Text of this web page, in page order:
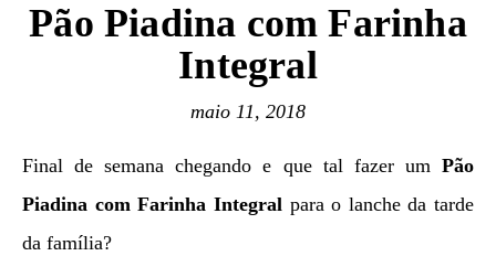
Pão Piadina com Farinha
Integral
maio 11, 2018
Final de semana chegando e que tal fazer um Pão
Piadina com Farinha Integralpara o lanche da tarde
da família?